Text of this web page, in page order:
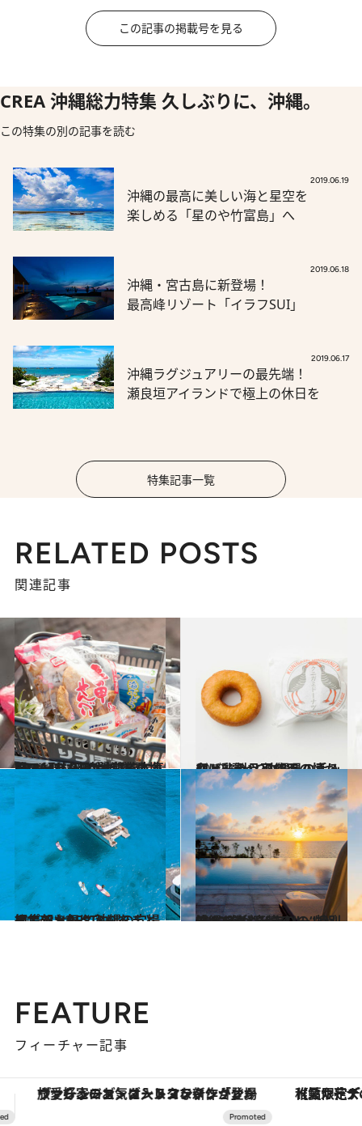
この記事の掲載号を見る
CREA 沖縄総力特集 久しぶりに、沖縄。
この特集の別の記事を読む
2019.06.19
沖縄の最高に美しい海と星空を
楽しめる「星のや竹富島」へ
2019.06.18
沖縄・宮古島に新登場！
最高峰リゾート「イラフSUI」
2019.06.17
沖縄ラグジュアリーの最先端！
瀬良垣アイランドで極上の休日を
特集記事一覧
RELATED POSTS
関連記事
2019.4.8
CREA取材班が沖縄で本気買いした 24時間営業の地元スーパーみやげ15選
旅＆お出かけ 2019.1.2
卵・乳製品不使用の懐かしドーナツ 沖縄県の手みやげ3選 ～2018～
グルメ
2018.8.28
編集部お気に入りをまとめてチェック 沖縄の穴場スポットBEST8
旅＆お出かけ 2019.4.5
沖縄ラグジュアリーリゾート4選 とびきりの“特別感”に胸が高鳴る！
旅＆お出かけ
FEATURE
フィーチャー記事
【夏限定ディナーコース】旬を迎える稚鮎や花ズッキーニなどをイタリア・トスカーナの郷土料理の手法で満喫！